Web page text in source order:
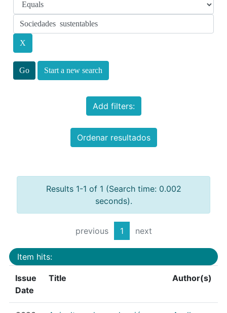
Start a new search
Add filters:
Ordenar resultados
Results 1-1 of 1 (Search time: 0.002
seconds).
previous 1 next
Item hits:
Issue
Date
Title Author(s)